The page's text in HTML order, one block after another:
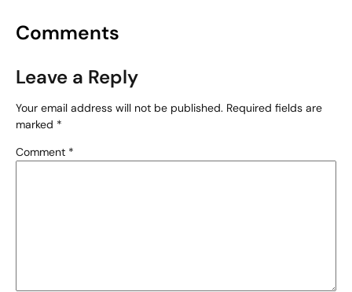
Comments
Leave a Reply
Your email address will not be published. Required fields are
marked *
Comment *